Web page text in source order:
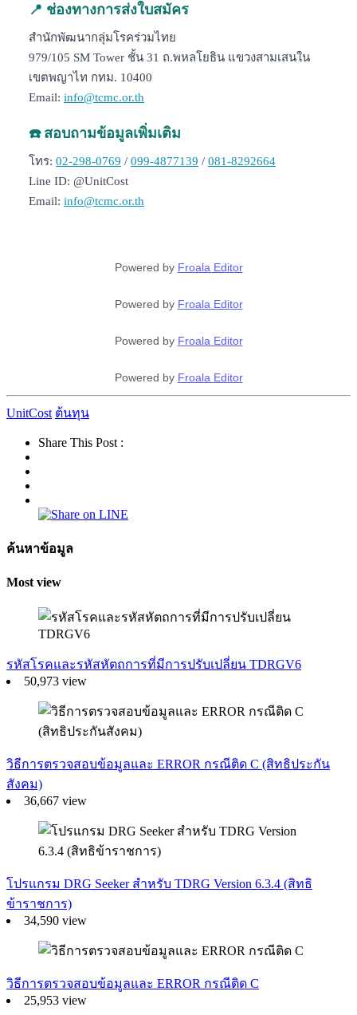
📍 ช่องทางการส่งใบสมัคร
สำนักพัฒนากลุ่มโรคร่วมไทย
979/105 SM Tower ชั้น 31 ถ.พหลโยธิน แขวงสามเสนใน
เขตพญาไท กทม. 10400
Email: info@tcmc.or.th
☎️ สอบถามข้อมูลเพิ่มเติม
โทร: 02-298-0769 / 099-4877139 / 081-8292664
Line ID: @UnitCost
Email: info@tcmc.or.th
Powered by Froala Editor
Powered by Froala Editor
Powered by Froala Editor
Powered by Froala Editor
UnitCost ต้นทุน
Share This Post :
ค้นหาข้อมูล
Most view
รหัสโรคและรหัสหัตถการที่มีการปรับเปลี่ยน TDRGV6
50,973 view
วิธีการตรวจสอบข้อมูลและ ERROR กรณีติด C (สิทธิประกัน
สังคม)
36,667 view
โปรแกรม DRG Seeker สำหรับ TDRG Version 6.3.4 (สิทธิ
ข้าราชการ)
34,590 view
วิธีการตรวจสอบข้อมูลและ ERROR กรณีติด C
25,953 view